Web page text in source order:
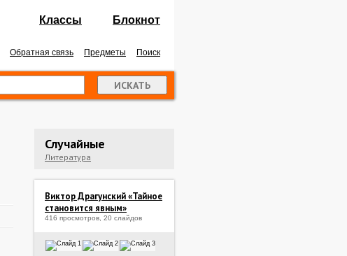
Классы Блокнот
Обратная связь Предметы Поиск
Случайные
Литература
Виктор Драгунский «Тайное
становится явным»
416 просмотров, 20 слайдов